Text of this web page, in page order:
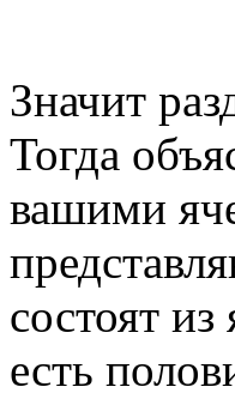
Значит
Тогда
вашими
состоят
есть